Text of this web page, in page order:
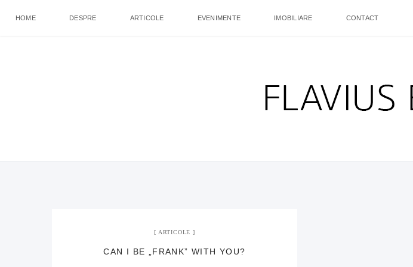
HOME DESPRE ARTICOLE EVENIMENTE IMOBILIARE CONTACT
ARTICOLE
CAN I BE „FRANK” WITH YOU?